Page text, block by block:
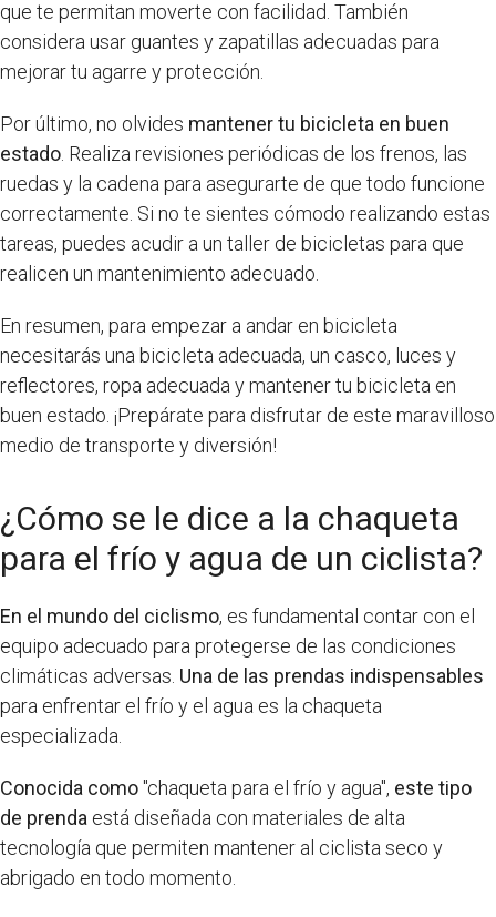
que te permitan moverte con facilidad. También
considera usar guantes y zapatillas adecuadas para
mejorar tu agarre y protección.
Por último, no olvides mantener tu bicicleta en buen
estado . Realiza revisiones periódicas de los frenos, las
ruedas y la cadena para asegurarte de que todo funcione
correctamente. Si no te sientes cómodo realizando estas
tareas, puedes acudir a un taller de bicicletas para que
realicen un mantenimiento adecuado.
En resumen, para empezar a andar en bicicleta
necesitarás una bicicleta adecuada, un casco, luces y
reflectores, ropa adecuada y mantener tu bicicleta en
buen estado. ¡Prepárate para disfrutar de este maravilloso
medio de transporte y diversión!
¿Cómo se le dice a la chaqueta
para el frío y agua de un ciclista?
En el mundo del ciclismo, es fundamental contar con el
equipo adecuado para protegerse de las condiciones
climáticas adversas. Una de las prendas indispensables
para enfrentar el frío y el agua es la chaqueta
especializada.
Conocida como"chaqueta para el frío y agua", este tipo
de prenda está diseñada con materiales de alta
tecnología que permiten mantener al ciclista seco y
abrigado en todo momento.